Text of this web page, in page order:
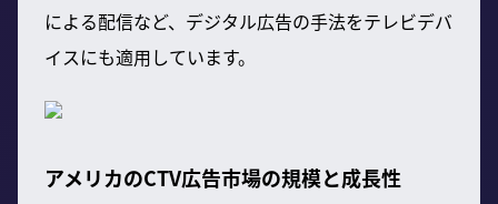
による配信など、デジタル広告の手法をテレビデバ
イスにも適用しています。
アメリカのCTV広告市場の規模と成長性